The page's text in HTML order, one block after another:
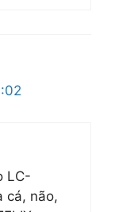
LC-
cá, não,